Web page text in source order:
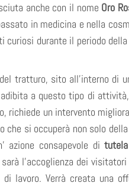
anche con il nome Oro
in medicina e nella
curiosi durante il periodo
tratturo, sito all’interno di
a questo tipo di
richiede un intervento
si occuperà non solo
azione consapevole di
l’accoglienza dei visitatori
lavoro. Verrà creata una